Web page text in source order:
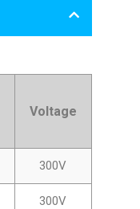
Voltage
300V
300V